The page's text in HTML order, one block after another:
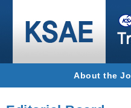
About the